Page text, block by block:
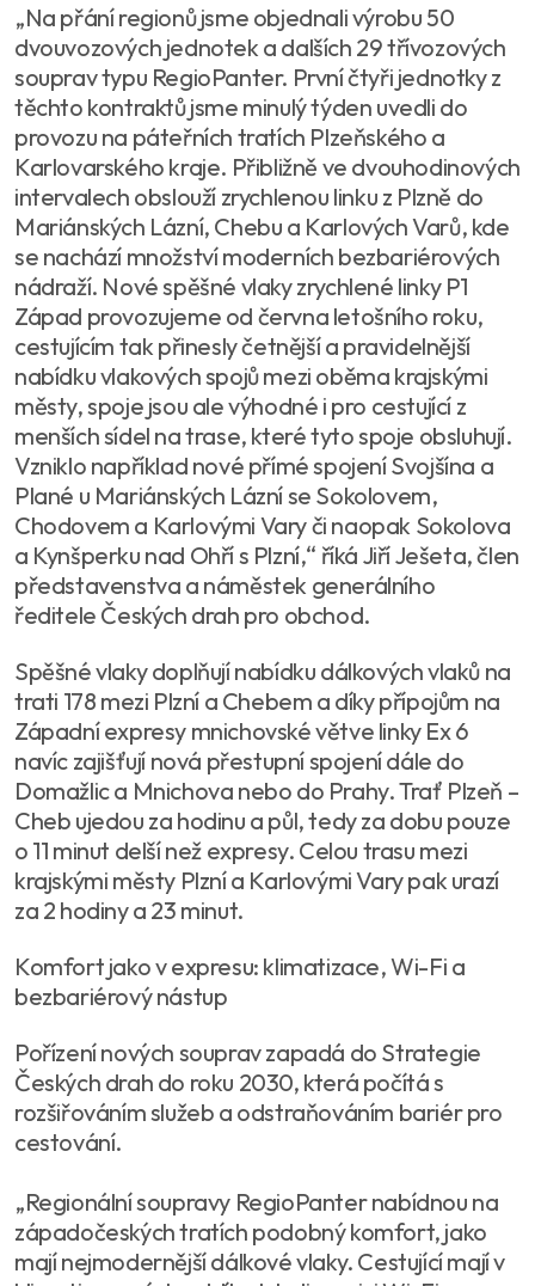
„Na přání regionů jsme objednali výrobu 50
dvouvozových jednotek a dalších 29 třívozových
souprav typu RegioPanter. První čtyři jednotky z
těchto kontraktů jsme minulý týden uvedli do
provozu na páteřních tratích Plzeňského a
Karlovarského kraje. Přibližně ve dvouhodinových
intervalech obslouží zrychlenou linku z Plzně do
Mariánských Lázní, Chebu a Karlových Varů, kde
se nachází množství moderních bezbariérových
nádraží. Nové spěšné vlaky zrychlené linky P1
Západ provozujeme od června letošního roku,
cestujícím tak přinesly četnější a pravidelnější
nabídku vlakových spojů mezi oběma krajskými
městy, spoje jsou ale výhodné i pro cestující z
menších sídel na trase, které tyto spoje obsluhují.
Vzniklo například nové přímé spojení Svojšína a
Plané u Mariánských Lázní se Sokolovem,
Chodovem a Karlovými Vary či naopak Sokolova
a Kynšperku nad Ohří s Plzní,“ říká Jiří Ješeta, člen
představenstva a náměstek generálního
ředitele Českých drah pro obchod.
Spěšné vlaky doplňují nabídku dálkových vlaků na
trati 178 mezi Plzní a Chebem a díky přípojům na
Západní expresy mnichovské větve linky Ex 6
navíc zajišťují nová přestupní spojení dále do
Domažlic a Mnichova nebo do Prahy. Trať Plzeň –
Cheb ujedou za hodinu a půl, tedy za dobu pouze
o 11 minut delší než expresy. Celou trasu mezi
krajskými městy Plzní a Karlovými Vary pak urazí
za 2 hodiny a 23 minut.
Komfort jako v expresu: klimatizace, Wi-Fi a
bezbariérový nástup
Pořízení nových souprav zapadá do Strategie
Českých drah do roku 2030, která počítá s
rozšiřováním služeb a odstraňováním bariér pro
cestování.
„Regionální soupravy RegioPanter nabídnou na
západočeských tratích podobný komfort, jako
mají nejmodernější dálkové vlaky. Cestující mají v